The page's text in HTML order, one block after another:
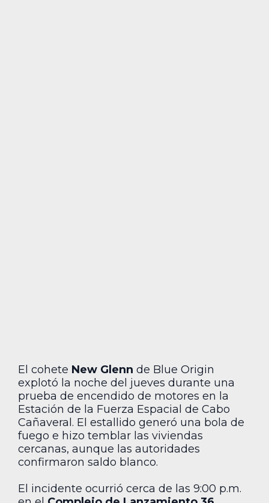
El cohete New Glenn de Blue Origin
explotó la noche del jueves durante una
prueba de encendido de motores en la
Estación de la Fuerza Espacial de Cabo
Cañaveral. El estallido generó una bola de
fuego e hizo temblar las viviendas
cercanas, aunque las autoridades
confirmaron saldo blanco.
El incidente ocurrió cerca de las 9:00 p.m.